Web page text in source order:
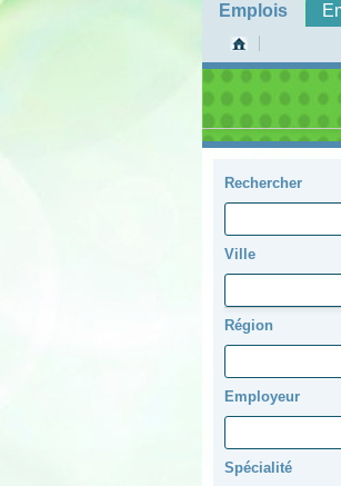
Emplois
Rechercher
Ville
Région
Employeur
Spécialité